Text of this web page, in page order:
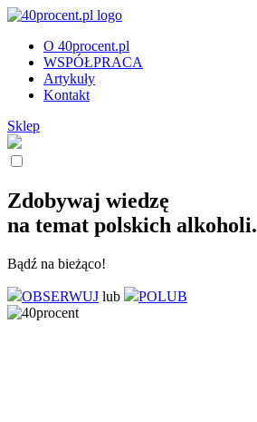
O 40procent.pl
WSPÓŁPRACA
Artykuły
Kontakt
Sklep
Zdobywaj wiedzę
na temat polskich alkoholi.
Bądź na bieżąco!
OBSERWUJ lub POLUB